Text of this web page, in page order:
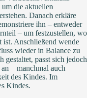
um die aktuellen
Danach erkläre
ihn – entweder
– um festzustellen, wo
Anschließend wende
wieder in Balance zu
gestaltet, passt sich jedoch
– manchmal auch
des Kindes. Im
Kindes.